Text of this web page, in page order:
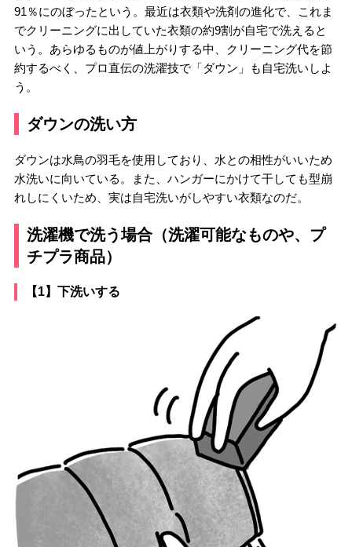
91％にのぼったという。最近は衣類や洗剤の進化で、これま
でクリーニングに出していた衣類の約9割が自宅で洗えると
いう。あらゆるものが値上がりする中、クリーニング代を節
約するべく、プロ直伝の洗濯技で「ダウン」も自宅洗いしよ
う。
ダウンの洗い方
ダウンは水鳥の羽毛を使用しており、水との相性がいいため
水洗いに向いている。また、ハンガーにかけて干しても型崩
れしにくいため、実は自宅洗いがしやすい衣類なのだ。
洗濯機で洗う場合（洗濯可能なものや、プ
チプラ商品）
【1】下洗いする